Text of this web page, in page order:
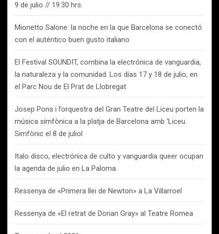
9 de julio // 19:30 hrs.
Mionetto Salone: la noche en la que Barcelona se conectó
con el auténtico buen gusto italiano
El Festival SOUNDIT, combina la electrónica de vanguardia,
la naturaleza y la comunidad. Los días 17 y 18 de julio, en
el Parc Nou de El Prat de Llobregat
Josep Pons i l’orquestra del Gran Teatre del Liceu porten la
música simfònica a la platja de Barcelona amb ‘Liceu
Simfònic el 8 de juliol
Italo disco, electrónica de culto y vanguardia queer ocupan
la agenda de julio en La Paloma.
Ressenya de «Primera llei de Newton» a La Villarroel
Ressenya de «El retrat de Dorian Gray» al Teatre Romea